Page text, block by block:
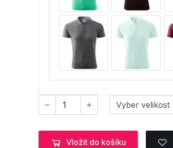
Vložit do košíku